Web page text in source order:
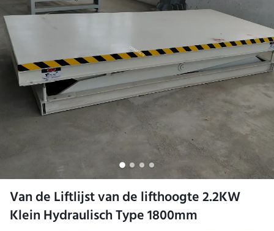
Van de Liftlijst van de lifthoogte 2.2KW
Klein Hydraulisch Type 1800mm